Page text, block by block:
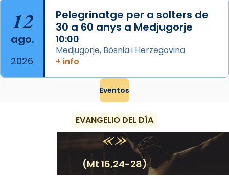
12
ago.
2026
Pelegrinatge per a solters de
30 a 60 anys a Medjugorje
10:00
Medjugorje, Bòsnia i Herzegovina
+ info
Eventos
EVANGELIO DEL DÍA
(Mt 16,24-28)